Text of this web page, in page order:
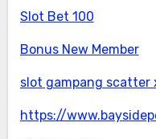
Slot Bet 100
Bonus New Member
slot gampang scatter
https://